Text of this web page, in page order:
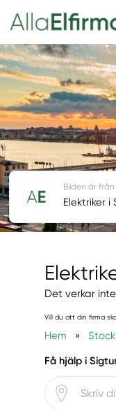
Det verkar
Vill du att din firma
Hem »
Få hjälp i
Bilden är från
Elektriker i